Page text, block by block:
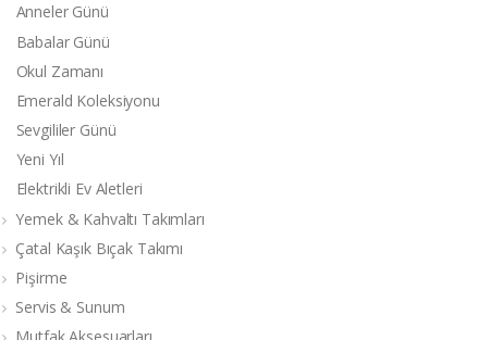
Anneler Günü
Babalar Günü
Okul Zamanı
Emerald Koleksiyonu
Sevgililer Günü
Yeni Yıl
Elektrikli Ev Aletleri
Yemek & Kahvaltı Takımları
Çatal Kaşık Bıçak Takımı
Pişirme
Servis & Sunum